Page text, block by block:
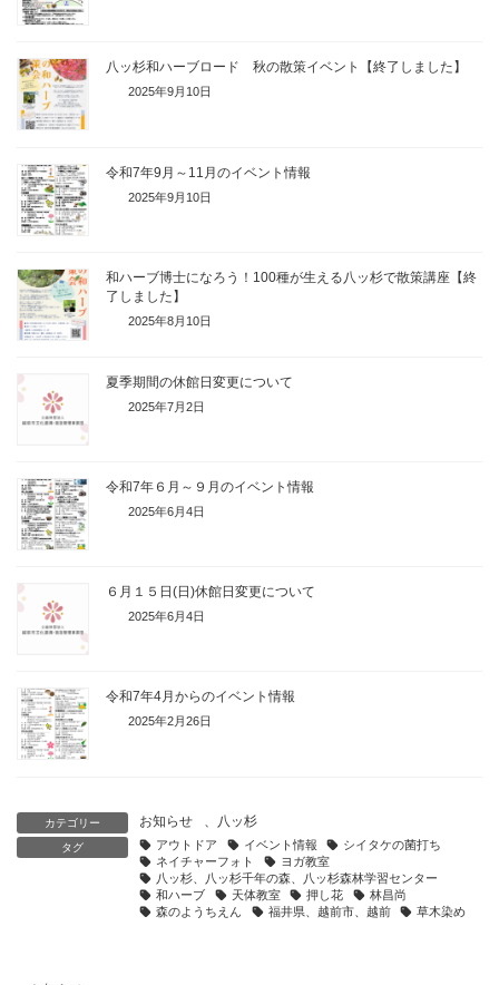
八ッ杉和ハーブロード 秋の散策イベント【終了しました】
2025年9月10日
令和7年9月～11月のイベント情報
2025年9月10日
和ハーブ博士になろう！100種が生える八ッ杉で散策講座【終
了しました】
2025年8月10日
夏季期間の休館日変更について
2025年7月2日
令和7年６月～９月のイベント情報
2025年6月4日
６月１５日(日)休館日変更について
2025年6月4日
令和7年4月からのイベント情報
2025年2月26日
カテゴリー お知らせ 八ッ杉
タグ アウトドア イベント情報
シイタケの菌打ち
ネイチャーフォト
ヨガ教室
八ッ杉、八ッ杉千年の森、八ッ杉森林学習センター
和ハーブ
天体教室 押し花
林昌尚
森のようちえん
福井県、越前市、越前 草木染め